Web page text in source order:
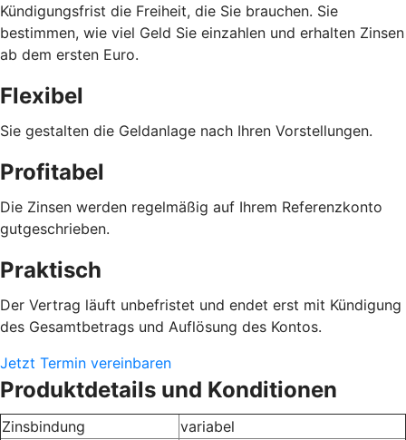
Kündigungsfrist die Freiheit, die Sie brauchen. Sie
bestimmen, wie viel Geld Sie einzahlen und erhalten Zinsen
ab dem ersten Euro.
Flexibel
Sie gestalten die Geldanlage nach Ihren Vorstellungen.
Profitabel
Die Zinsen werden regelmäßig auf Ihrem Referenzkonto
gutgeschrieben.
Praktisch
Der Vertrag läuft unbefristet und endet erst mit Kündigung
des Gesamtbetrags und Auflösung des Kontos.
Jetzt Termin vereinbaren
Produktdetails und Konditionen
Zinsbindung
variabel